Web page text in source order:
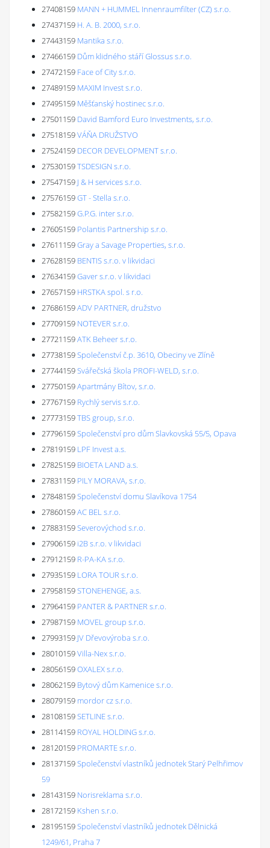
27408159 MANN + HUMMEL Innenraumfilter (CZ) s.r.o.
27437159 H. A. B. 2000, s.r.o.
27443159 Mantika s.r.o.
27466159 Dům klidného stáří Glossus s.r.o.
27472159 Face of City s.r.o.
27489159 MAXIM Invest s.r.o.
27495159 Měšťanský hostinec s.r.o.
27501159 David Bamford Euro Investments, s.r.o.
27518159VÁŇA DRUŽSTVO
27524159 DECOR DEVELOPMENT s.r.o.
27530159TSDESIGN s.r.o.
27547159 J & H services s.r.o.
27576159GT - Stella s.r.o.
27582159G.P.G. inter s.r.o.
27605159 Polantis Partnership s.r.o.
27611159Gray a Savage Properties, s.r.o.
27628159 BENTIS s.r.o. v likvidaci
27634159Gaver s.r.o. v likvidaci
27657159 HRSTKA spol. s r.o.
27686159ADV PARTNER, družstvo
27709159 NOTEVER s.r.o.
27721159ATK Beheer s.r.o.
27738159Společenství č.p. 3610, Obeciny ve Zlíně
27744159Svářečská škola PROFI-WELD, s.r.o.
27750159Apartmány Bítov, s.r.o.
27767159 Rychlý servis s.r.o.
27773159TBS group, s.r.o.
27796159Společenství pro dům Slavkovská 55/5, Opava
27819159 LPF Invest a.s.
27825159 BIOETA LAND a.s.
27831159 PILY MORAVA, s.r.o.
27848159Společenství domu Slavíkova 1754
27860159AC BEL s.r.o.
27883159Severovýchod s.r.o.
27906159 i2B s.r.o. v likvidaci
27912159 R-PA-KA s.r.o.
27935159 LORA TOUR s.r.o.
27958159STONEHENGE, a.s.
27964159 PANTER & PARTNER s.r.o.
27987159 MOVEL group s.r.o.
27993159 JV Dřevovýroba s.r.o.
28010159Villa-Nex s.r.o.
28056159OXALEX s.r.o.
28062159 Bytový dům Kamenice s.r.o.
28079159 mordor cz s.r.o.
28108159SETLINE s.r.o.
28114159 ROYAL HOLDING s.r.o.
28120159 PROMARTE s.r.o.
28137159Společenství vlastníků jednotek Starý Pelhřimov
59
28143159 Norisreklama s.r.o.
28172159 Kshen s.r.o.
28195159Společenství vlastníků jednotek Dělnická
1249/61, Praha 7